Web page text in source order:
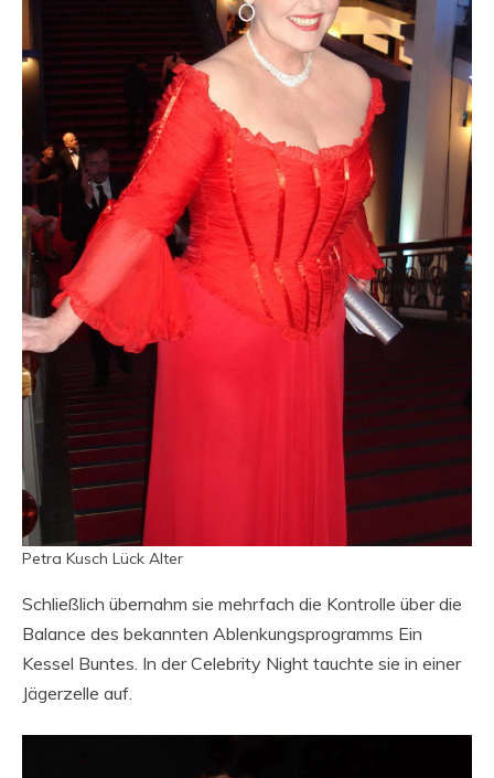
Petra Kusch Lück Alter
Schließlich übernahm sie mehrfach die Kontrolle über die
Balance des bekannten Ablenkungsprogramms Ein
Kessel Buntes. In der Celebrity Night tauchte sie in einer
Jägerzelle auf.